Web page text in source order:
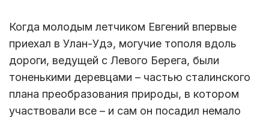
Когда молодым летчиком Евгений впервые
приехал в Улан-Удэ, могучие тополя вдоль
дороги, ведущей с Левого Берега, были
тоненькими деревцами – частью сталинского
плана преобразования природы, в котором
участвовали все – и сам он посадил немало